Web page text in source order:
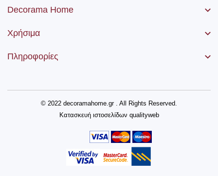
Decorama Home
Χρήσιμα
Πληροφορίες
© 2022 decoramahome.gr . All Rights Reserved.
Κατασκευή ιστοσελίδων qualityweb